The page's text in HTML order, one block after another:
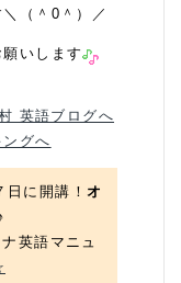
（＾0＾）／
いします
グへ
日に開講！ オ
英語マニュ